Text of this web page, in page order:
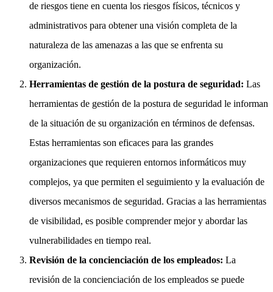
de riesgos tiene en cuenta los riesgos físicos, técnicos y
administrativos para obtener una visión completa de la
naturaleza de las amenazas a las que se enfrenta su
organización.
Herramientas de gestión de la postura de seguridad: Las
herramientas de gestión de la postura de seguridad le informan
de la situación de su organización en términos de defensas.
Estas herramientas son eficaces para las grandes
organizaciones que requieren entornos informáticos muy
complejos, ya que permiten el seguimiento y la evaluación de
diversos mecanismos de seguridad. Gracias a las herramientas
de visibilidad, es posible comprender mejor y abordar las
vulnerabilidades en tiempo real.
Revisión de la concienciación de los empleados: La
revisión de la concienciación de los empleados se puede